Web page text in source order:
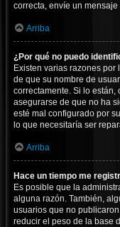
correcta, envíe un
Arriba
¿Por qué no puedo
Existen varias razones por
de que su nombre de
correctamente. Si lo
asegurarse de que no ha
esté mal configurado por
lo que necesitaría ser
Arriba
Hace un tiempo me
Es posible que la
alguna razón. También,
usuarios que no
reducir el peso de la base